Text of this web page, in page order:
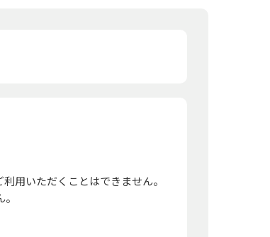
用いただくことはできません。